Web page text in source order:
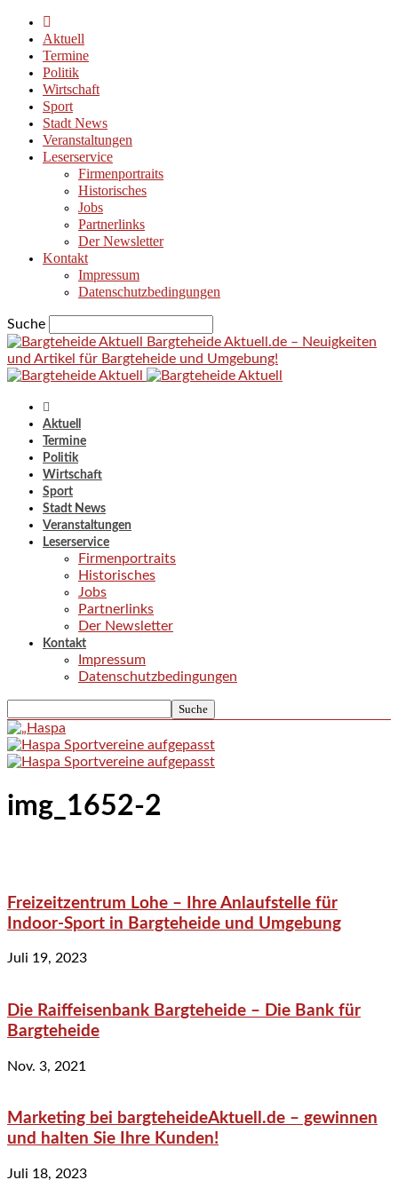
Aktuell
Termine
Politik
Wirtschaft
Sport
Stadt News
Veranstaltungen
Leserservice
Firmenportraits
Historisches
Jobs
Partnerlinks
Der Newsletter
Kontakt
Impressum
Datenschutzbedingungen
Suche
Bargteheide Aktuell.de – Neuigkeiten
und Artikel für Bargteheide und Umgebung!
Aktuell
Termine
Politik
Wirtschaft
Sport
Stadt News
Veranstaltungen
Leserservice
Firmenportraits
Historisches
Jobs
Partnerlinks
Der Newsletter
Kontakt
Impressum
Datenschutzbedingungen
img_1652-2
Freizeitzentrum Lohe – Ihre Anlaufstelle für
Indoor-Sport in Bargteheide und Umgebung
Juli 19, 2023
Die Raiffeisenbank Bargteheide – Die Bank für
Bargteheide
Nov. 3, 2021
Marketing bei bargteheideAktuell.de – gewinnen
und halten Sie Ihre Kunden!
Juli 18, 2023